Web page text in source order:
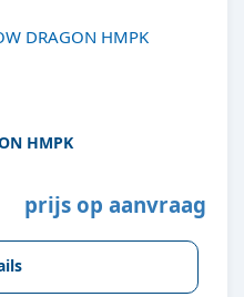
HMPK
prijs op aanvraag